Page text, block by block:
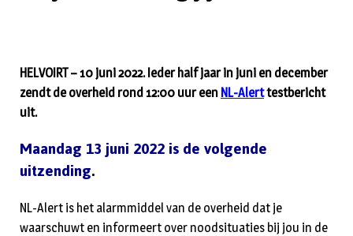
HELVOIRT – 10 juni 2022. Ieder half jaar in juni en december
zendt de overheid rond 12:00 uur een NL-Alerttestbericht
uit.
Maandag 13 juni 2022 is de volgende
uitzending.
NL-Alert is het alarmmiddel van de overheid dat je
waarschuwt en informeert over noodsituaties bij jou in de